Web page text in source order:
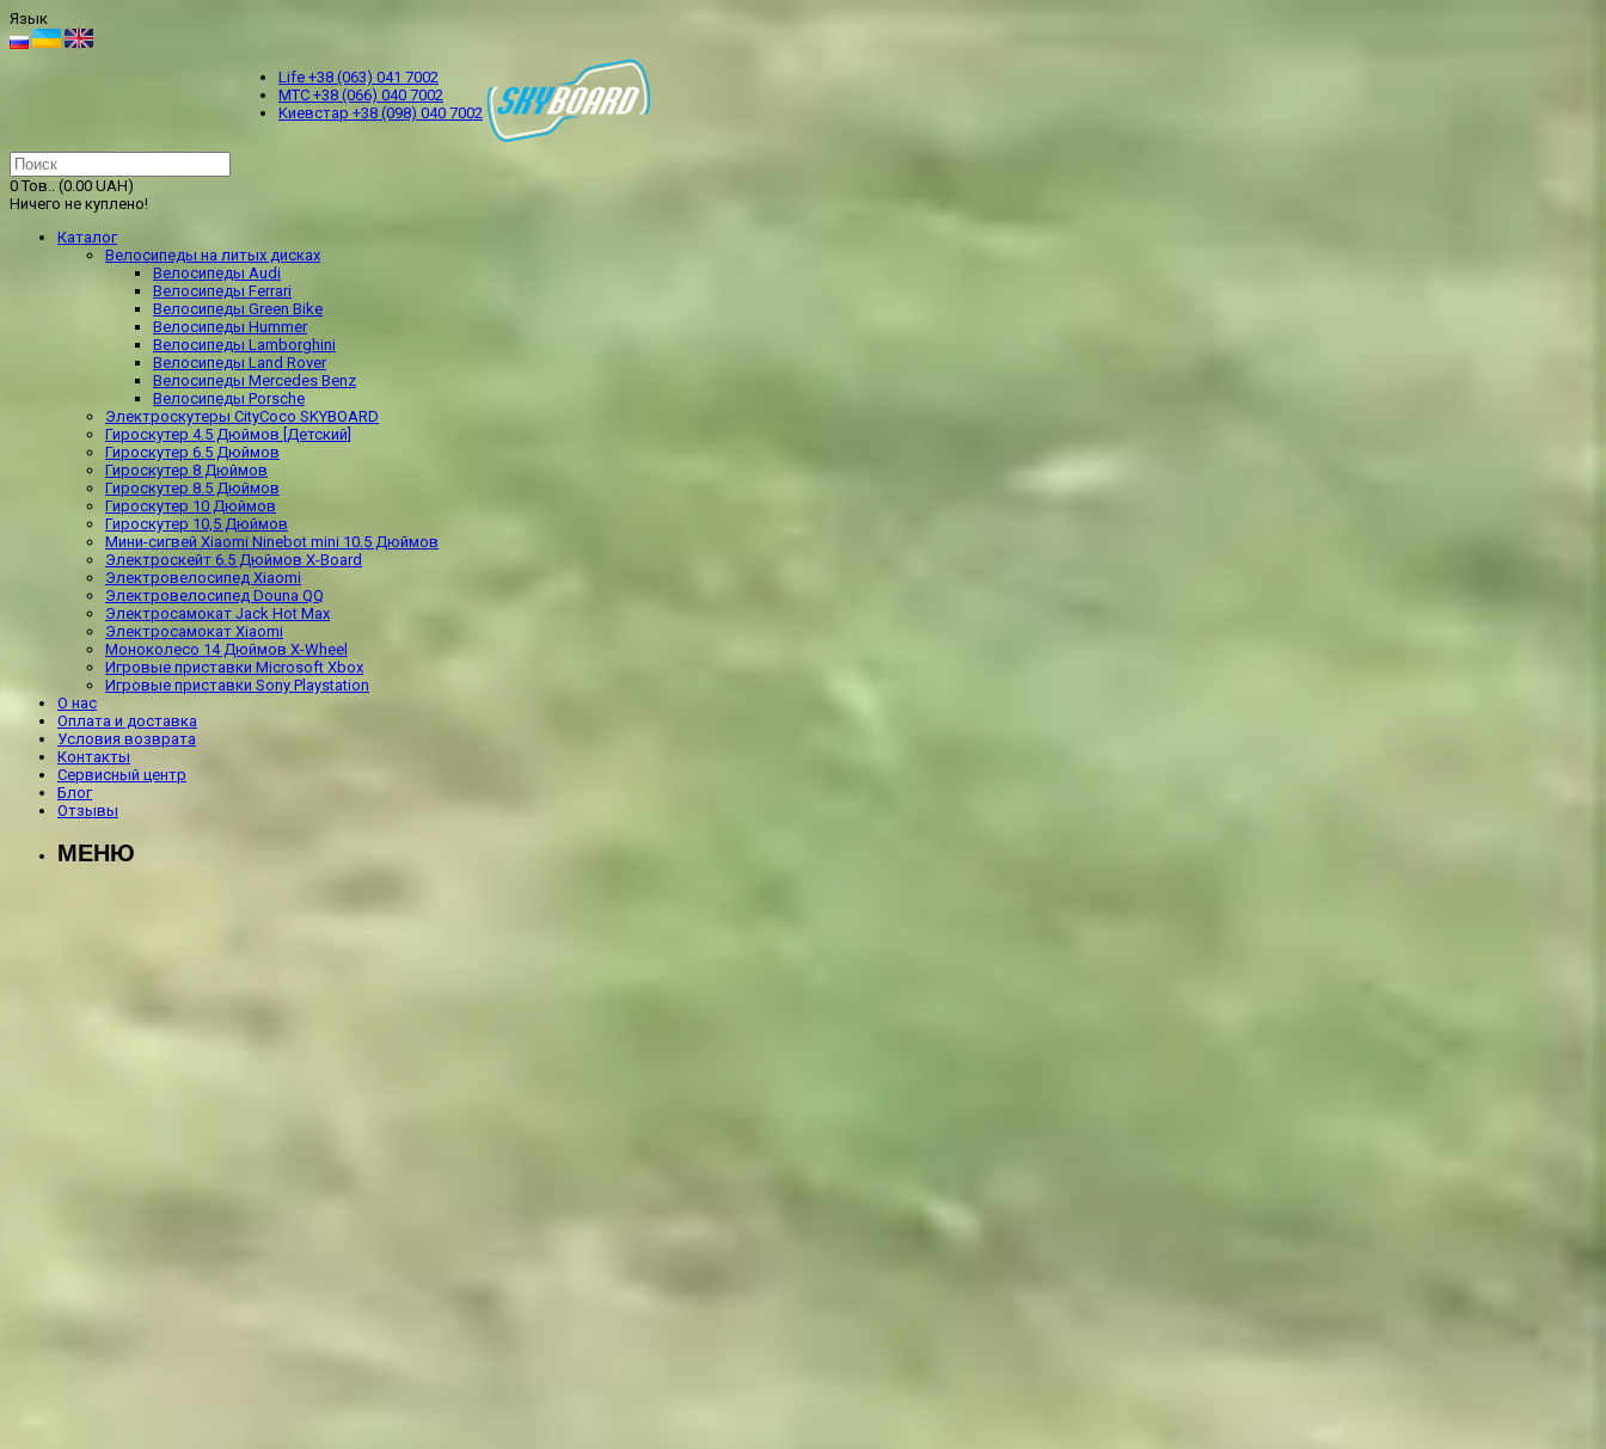
Язык
Life +38 (063) 041 7002
МТС +38 (066) 040 7002
Kиевстар +38 (098) 040 7002
0 Тов.. (0.00 UAH)
Ничего не куплено!
Каталог
Велосипеды на литых дисках
Велосипеды Audi
Велосипеды Ferrari
Велосипеды Green Bike
Велосипеды Hummer
Велосипеды Lamborghini
Велосипеды Land Rover
Велосипеды Mercedes Benz
Велосипеды Porsche
Электроскутеры CityCoco SKYBOARD
Гироскутер 4.5 Дюймов [Детский]
Гироскутер 6.5 Дюймов
Гироскутер 8 Дюймов
Гироскутер 8.5 Дюймов
Гироскутер 10 Дюймов
Гироскутер 10,5 Дюймов
Мини-сигвей Xiaomi Ninebot mini 10.5 Дюймов
Электроскейт 6.5 Дюймов X-Board
Электровелосипед Xiaomi
Электровелосипед Douna QQ
Электросамокат Jack Hot Max
Электросамокат Xiaomi
Моноколесо 14 Дюймов X-Wheel
Игровые приставки Microsoft Xbox
Игровые приставки Sony Playstation
О нас
Оплата и доставка
Условия возврата
Контакты
Сервисный центр
Блог
Отзывы
МЕНЮ